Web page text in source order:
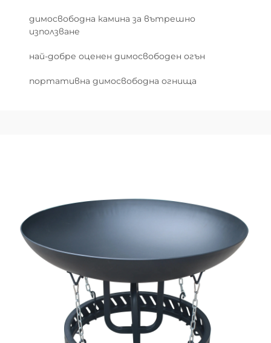
димосвободна камина за вътрешно
използване
най-добре оценен димосвободен огън
портативна димосвободна огнища